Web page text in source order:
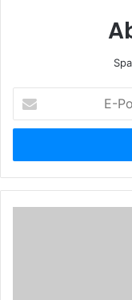
Posta
adresinizi